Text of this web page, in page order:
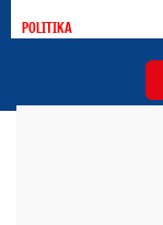
POLITIKA